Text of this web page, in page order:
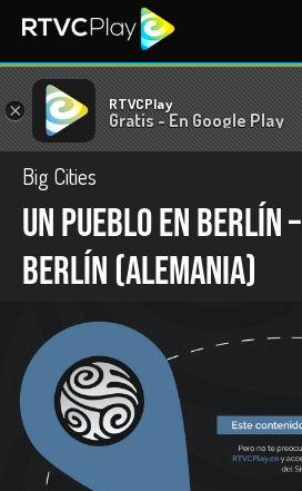
× RTVCPlay
Gratis - En Google Play
Big Cities
Un pueblo en Berlín –
Berlín (Alemania)